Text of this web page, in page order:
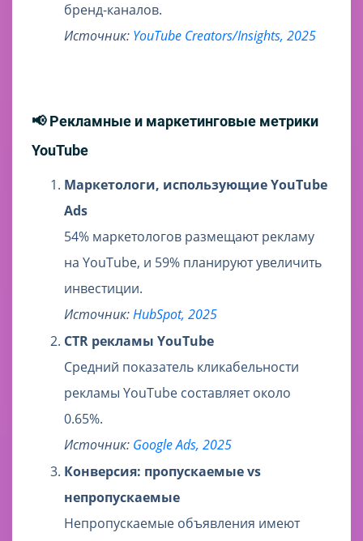
бренд-каналов.
Источник: YouTube Creators/Insights, 2025
📢 Рекламные и маркетинговые метрики
YouTube
Маркетологи, использующие YouTube
Ads
54% маркетологов размещают рекламу
на YouTube, и 59% планируют увеличить
инвестиции.
Источник:HubSpot, 2025
CTR рекламы YouTube
Средний показатель кликабельности
рекламы YouTube составляет около
0.65%.
Источник: Google Ads, 2025
Конверсия: пропускаемые vs
непропускаемые
Непропускаемые объявления имеют